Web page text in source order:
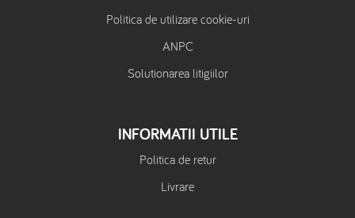
Politica de utilizare cookie-uri
ANPC
Solutionarea litigiilor
INFORMATII UTILE
Politica de retur
Livrare